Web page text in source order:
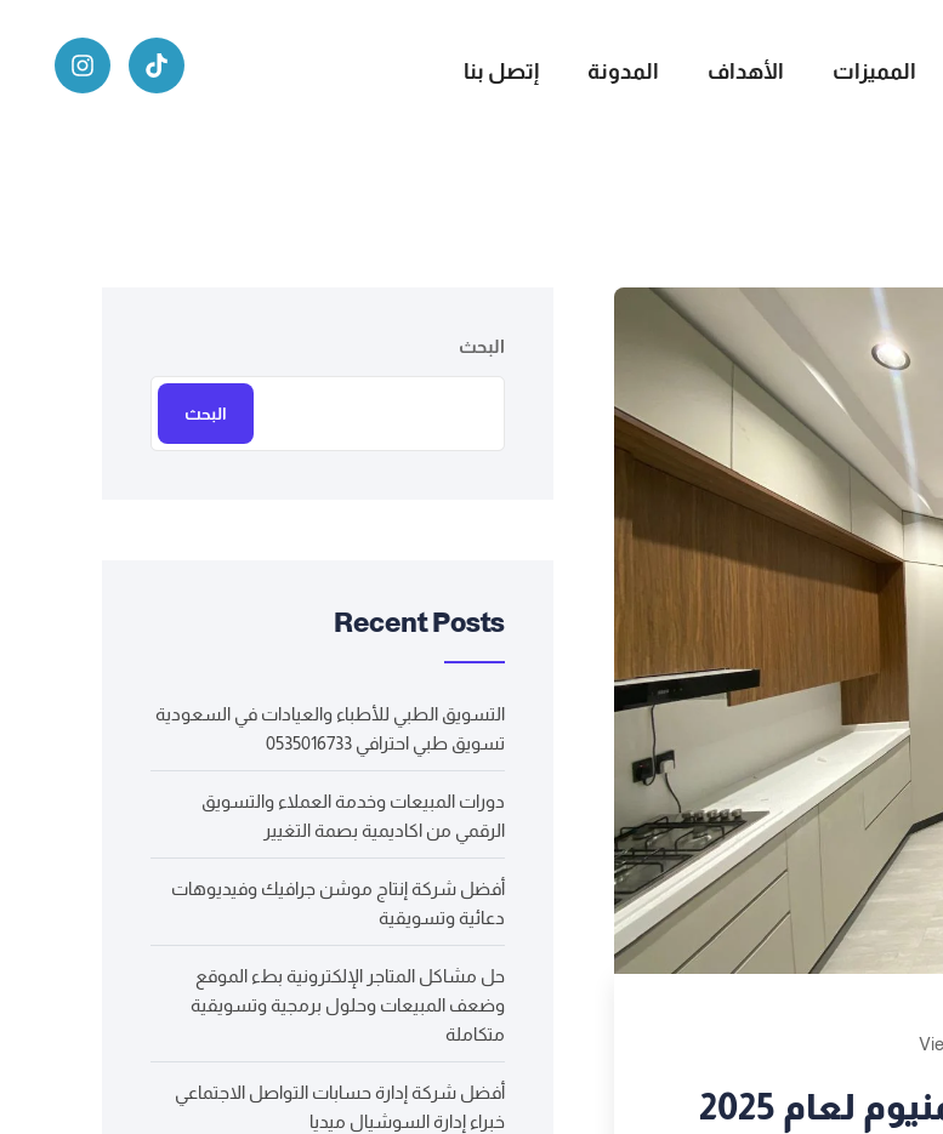
المميزات الأهداف المدونة إتصل بنا
لعام 2025
البحث
البحث
Recent Posts
التسويق الطبي للأطباء والعيادات في السعودية
تسويق طبي احترافي 0535016733
دورات المبيعات وخدمة العملاء والتسويق
الرقمي من اكاديمية بصمة التغيير
أفضل شركة إنتاج موشن جرافيك وفيديوهات
دعائية وتسويقية
حل مشاكل المتاجر الإلكترونية بطء الموقع
وضعف المبيعات وحلول برمجية وتسويقية
متكاملة
أفضل شركة إدارة حسابات التواصل الاجتماعي
خبراء إدارة السوشيال ميديا